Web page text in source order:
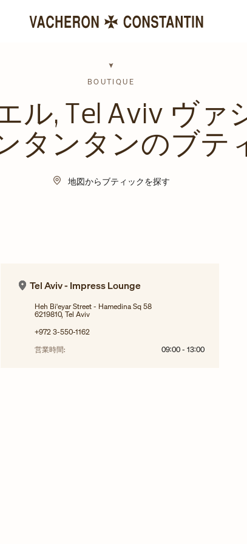
BOUTIQUE
ル, Tel Aviv ヴァ
タンタンのブテ
地図からブティックを探す
Tel Aviv - Impress Lounge
Heh Bi'eyar Street - Hamedina Sq 58
6219810, Tel Aviv
+972 3-550-1162
営業時間:
09:00 -13:00